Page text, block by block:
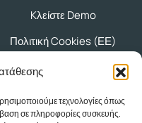
τεχνολογίες όπως
σε πληροφορίες συσκευής.
Kλείστε Demo
Πολιτική Cookies (ΕΕ)
μας